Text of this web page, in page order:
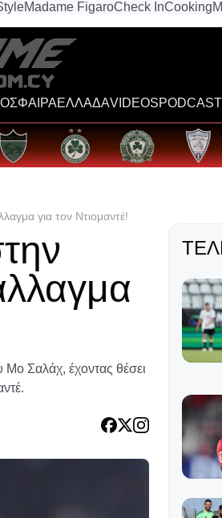
Madame FigaroCheck InCooking
ΕΛΛΑΔΑVIDEOS
για τον Ντιομαντέ!
Σαλάχ, έχοντας θέσει